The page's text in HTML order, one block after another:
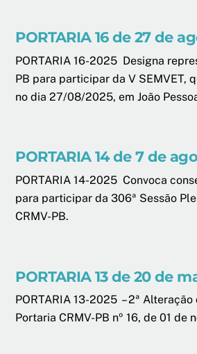
PORTARIA 16 de 27 de
PORTARIA 16-2025 Designa
PB para participar da V SEMVET,
no dia 27/08/2025, em João
PORTARIA 14 de 7 de
PORTARIA 14-2025 Convoca
para participar da 306ª Sessão
CRMV-PB.
PORTARIA 13 de 20 de
PORTARIA 13-2025 – 2ª Alteração
Portaria CRMV-PB nº 16, de 01 de